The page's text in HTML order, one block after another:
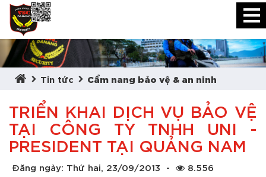
Tin tức Cẩm nang bảo vệ & an ninh
TRIỂN KHAI DỊCH VỤ BẢO VỆ
TẠI CÔNG TY TNHH UNI -
PRESIDENT TẠI QUẢNG NAM
Đăng ngày: Thứ hai, 23/09/2013 - 8.556